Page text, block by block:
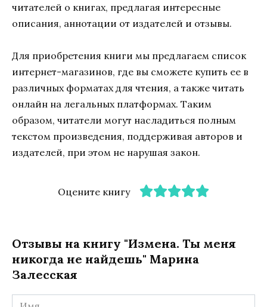
читателей о книгах, предлагая интересные
описания, аннотации от издателей и отзывы.
Для приобретения книги мы предлагаем список
интернет-магазинов, где вы сможете купить ее в
различных форматах для чтения, а также читать
онлайн на легальных платформах. Таким
образом, читатели могут насладиться полным
текстом произведения, поддерживая авторов и
издателей, при этом не нарушая закон.
Оцените книгу
Отзывы на книгу "Измена. Ты меня
никогда не найдешь" Марина
Залесская
Имя